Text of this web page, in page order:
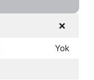
❌
Yok